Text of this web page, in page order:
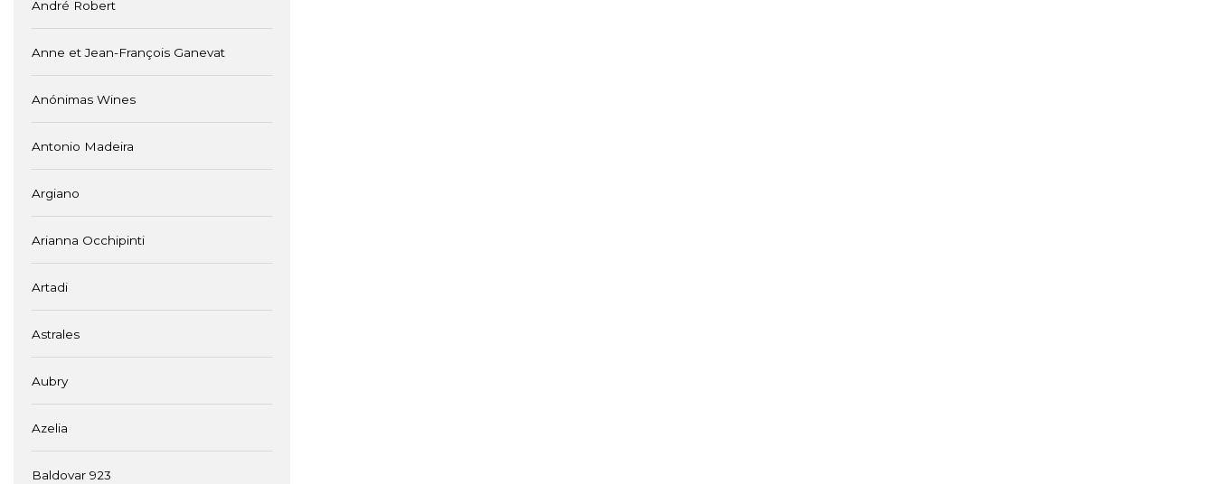
André Robert
Anne et Jean-François Ganevat
Anónimas Wines
Antonio Madeira
Argiano
Arianna Occhipinti
Artadi
Astrales
Aubry
Azelia
Baldovar 923